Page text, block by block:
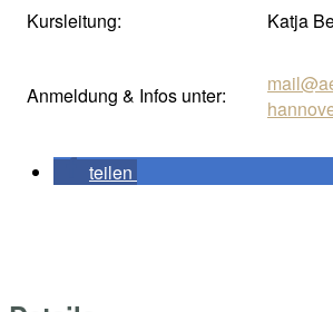
Kursleitung: Katja
Anmeldung & Infos unter:
teilen